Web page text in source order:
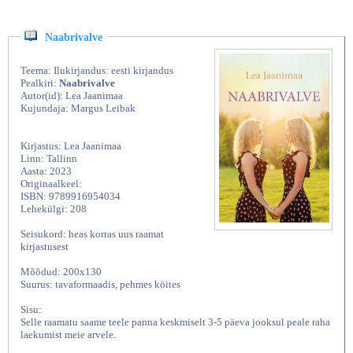
Naabrivalve
Teema: Ilukirjandus: eesti kirjandus
Pealkiri: Naabrivalve
Autor(id): Lea Jaanimaa
Kujundaja: Margus Leibak
Kirjastus: Lea Jaanimaa
Linn: Tallinn
Aasta: 2023
Originaalkeel:
ISBN: 9789916954034
Lehekülgi: 208
Seisukord: heas korras uus raamat
kirjastusest
Mõõdud: 200x130
Suurus: tavaformaadis, pehmes köites
Sisu:
Selle raamatu saame teele panna keskmiselt 3-5 päeva jooksul peale raha
laekumist meie arvele.